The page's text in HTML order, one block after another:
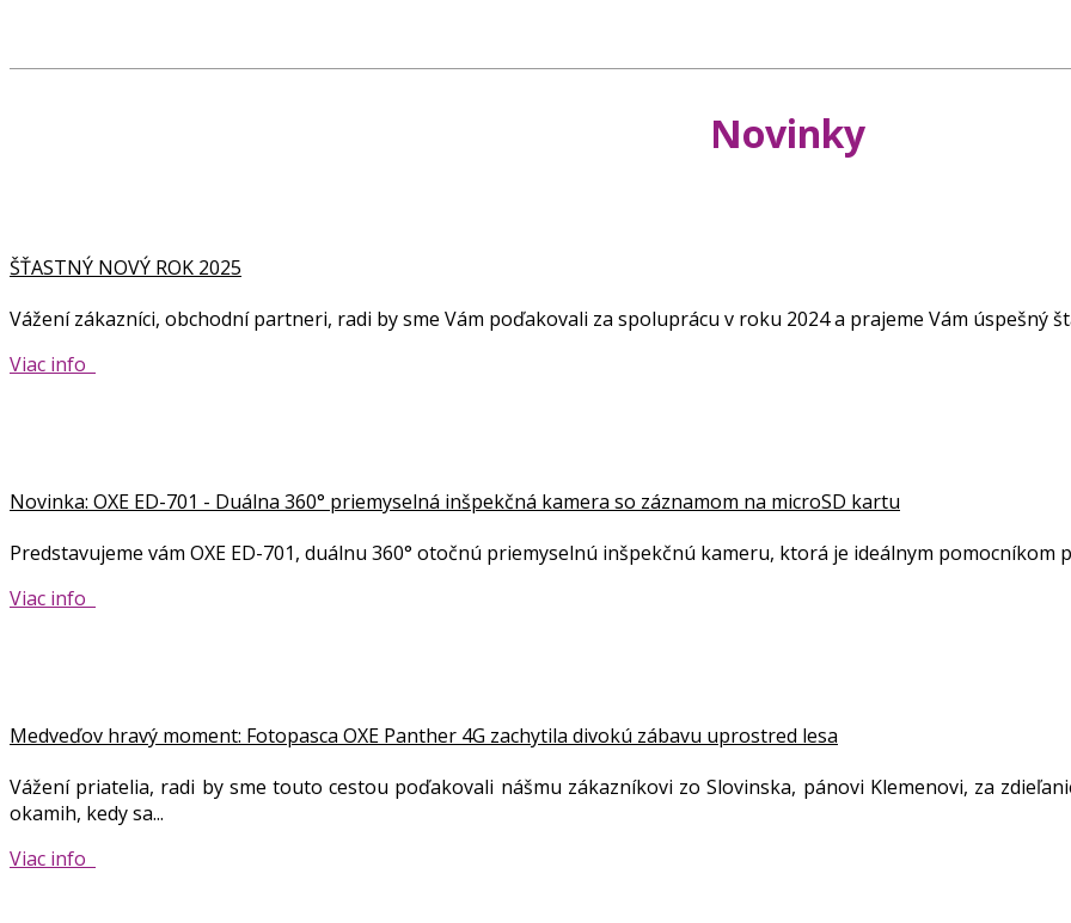
Novinky
ŠŤASTNÝ NOVÝ ROK 2025
Vážení zákazníci, obchodní partneri, radi by sme Vám poďakovali za spoluprácu v roku 2024 a prajeme Vám úspešný
Viac info
Novinka: OXE ED-701 - Duálna 360° priemyselná inšpekčná kamera so záznamom na microSD kartu
Predstavujeme vám OXE ED-701, duálnu 360° otočnú priemyselnú inšpekčnú kameru, ktorá je ideálnym
Viac info
Medveďov hravý moment: Fotopasca OXE Panther 4G zachytila ​​divokú zábavu uprostred lesa
Vážení priatelia, radi by sme touto cestou poďakovali nášmu zákazníkovi zo Slovinska, pánovi Klemenovi, za
okamih, kedy sa...
Viac info